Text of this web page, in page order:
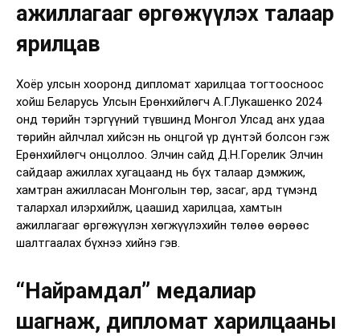
ажиллагааг өргөжүүлэх талаар
ярилцав
Хоёр улсын хооронд дипломат харилцаа тогтоосноос
хойш Беларусь Улсын Ерөнхийлөгч А.Г.Лукашенко 2024
онд төрийн тэргүүний түвшинд Монгол Улсад анх удаа
төрийн айлчлал хийсэн нь онцгой үр дүнтэй болсон гэж
Ерөнхийлөгч онцоллоо. Элчин сайд Д.Н.Горелик Элчин
сайдаар ажиллах хугацаанд нь бүх талаар дэмжиж,
хамтран ажилласан Монголын төр, засаг, ард түмэнд
талархал илэрхийлж, цаашид харилцаа, хамтын
ажиллагааг өргөжүүлэн хөгжүүлэхийн төлөө өөрөөс
шалтгаалах бүхнээ хийнэ гэв.
“Найрамдал” медалиар
шагнаж, дипломат харилцааны